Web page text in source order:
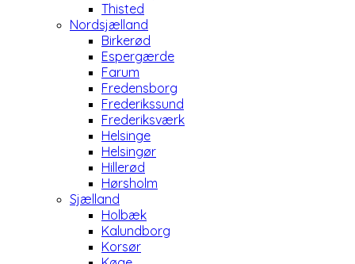
Thisted
Nordsjælland
Birkerød
Espergærde
Farum
Fredensborg
Frederikssund
Frederiksværk
Helsinge
Helsingør
Hillerød
Hørsholm
Sjælland
Holbæk
Kalundborg
Korsør